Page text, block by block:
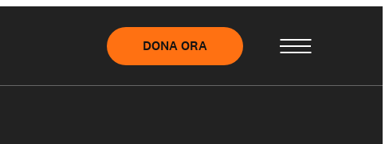
DONA ORA